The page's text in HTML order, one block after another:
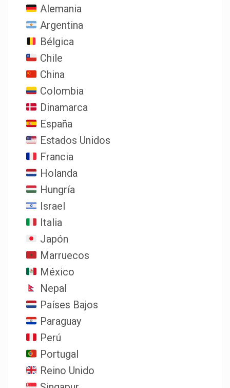
Alemania
Argentina
Bélgica
Chile
China
Colombia
Dinamarca
España
Estados Unidos
Francia
Holanda
Hungría
Israel
Italia
Japón
Marruecos
México
Nepal
Países Bajos
Paraguay
Perú
Portugal
Reino Unido